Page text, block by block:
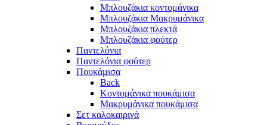
Μπλουζάκια κοντομάνικα
Μπλουζάκια Μακρυμάνικα
Μπλουζάκια πλεκτά
Μπλουζάκια φούτερ
Παντελόνια
Παντελόνια φούτερ
Πουκάμισα
Back
Κοντομάνικα πουκάμισα
Μακρυμάνικα πουκάμισα
Σετ καλοκαιρινά